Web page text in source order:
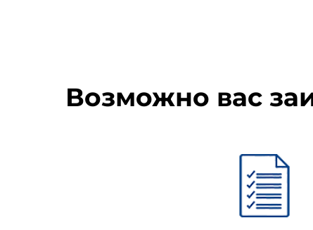
Возможно вас